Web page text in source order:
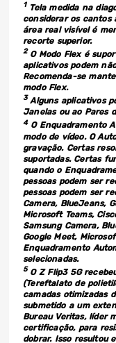
1Tela medida na
considerar os cantos
área real visível é
recorte superior.
2O Modo Flex é
aplicativos podem
Recomenda-se
modo Flex.
3Alguns aplicativos
Janelas ou ao Pares
4O Enquadramento
modo de vídeo. O
gravação. Certas
suportadas. Certas
quando o
pessoas podem ser
pessoas podem ser
Camera, BlueJeans,
Microsoft Teams,
Samsung Camera,
Google Meet,
Enquadramento
selecionadas.
5O Z Flip3 5G
(Tereftalato de
camadas otimizadas
submetido a um
Bureau Veritas, líder
certificação, para
dobrar. Isso resultou